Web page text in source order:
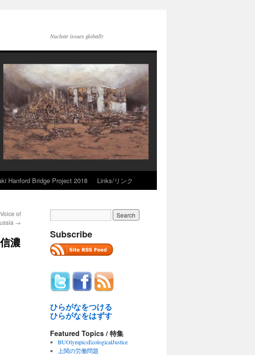
Nuclear issues globally
Hanford Bridge Project 2018 Links/リンク
of
→
濃
Subscribe
ひらがなをつける
ひらがなをはずす
Featured Topics / 特集
BUOlympicsEcologicalJustice
上関の労働問題